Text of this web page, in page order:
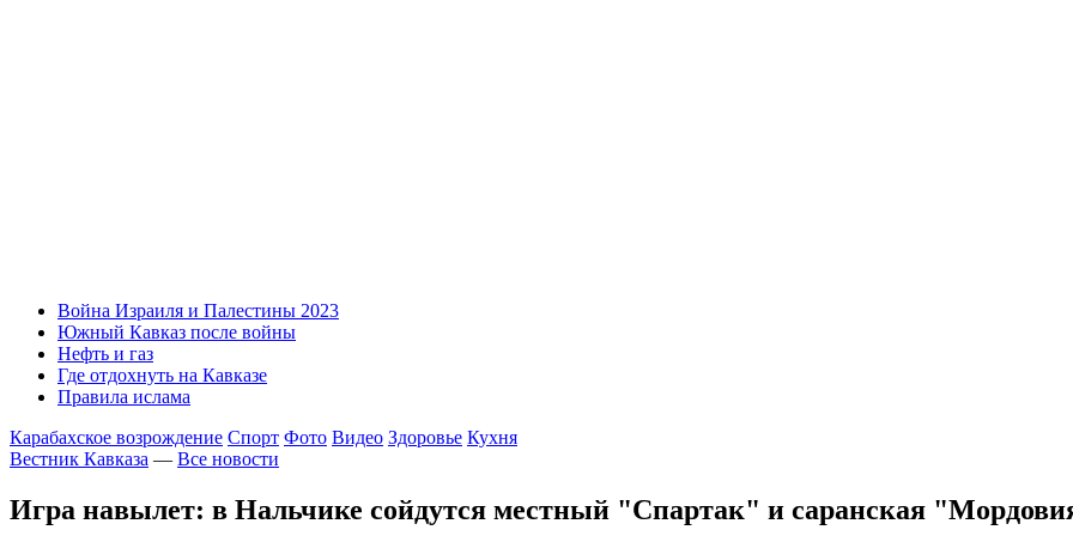
Война Израиля и Палестины 2023
Южный Кавказ после войны
Нефть и газ
Где отдохнуть на Кавказе
Правила ислама
Карабахское возрождение Спорт Фото Видео Здоровье Кухня
Вестник Кавказа — Все новости
Игра навылет: в Нальчике сойдутся местный "Спартак" и саранская